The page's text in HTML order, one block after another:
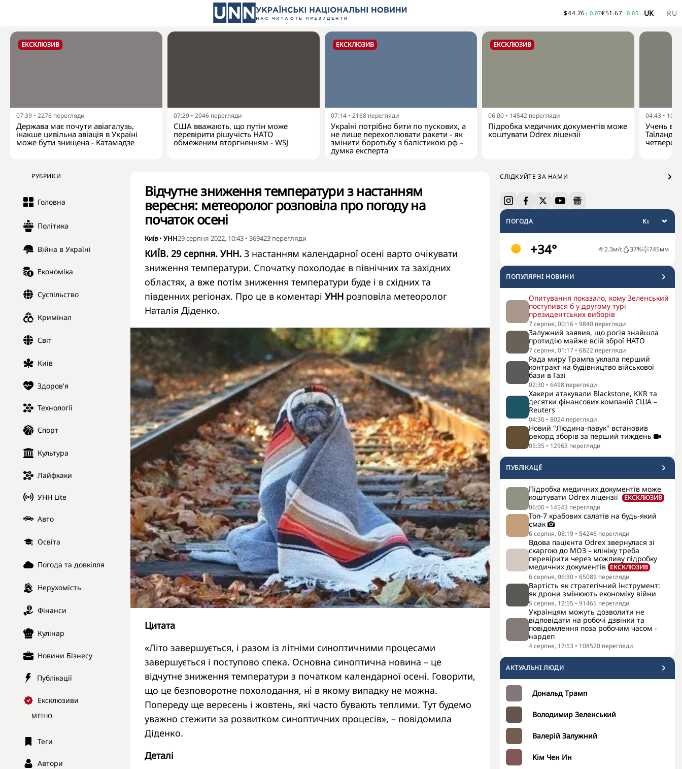
$44.76↑ 0.07€51.67↑ 0.05 UK RU
ЕКСКЛЮЗИВ
07:39 • 2276 перегляди
Держава має почути авіагалузь,
інакше цивільна авіація в Україні
може бути знищена - Катамадзе
07:29 • 2046 перегляди
США вважають, що путін може
перевірити рішучість НАТО
обмеженим вторгненням - WSJ
ЕКСКЛЮЗИВ
07:14 • 2168 перегляди
Україні потрібно бити по пускових, а
не лише перехоплювати ракети - як
змінити боротьбу з балістикою рф –
думка експерта
ЕКСКЛЮЗИВ
06:00 • 14542 перегляди
Підробка медичних документів може
коштувати Odrex ліцензії
04:43 •
Учень
четверо
РУБРИКИ
Головна
Політика
Війна в Україні
Економіка
Суспільство
Кримінал
Світ
Київ
Здоров'я
Технології
Спорт
Культура
Лайфхаки
УНН Lite
Авто
Освіта
Погода та довкілля
Нерухомість
Фінанси
Кулінар
Новини Бізнесу
Публікації
Ексклюзиви
МЕНЮ
Теги
Автори
СЛІДКУЙТЕ ЗА НАМИ
ПОГОДА
+34° 2.3м/с 37% 745мм
ПОПУЛЯРНI НОВИНИ
Опитування показало, кому Зеленський
поступився б у другому турі
президентських виборів
7 серпня, 00:16 • 9840 перегляди
Залужний заявив, що росія знайшла
протидію майже всій зброї НАТО
7 серпня, 01:17 • 6822 перегляди
Рада миру Трампа уклала перший
контракт на будівництво військової
бази в Газі
02:30 • 6498 перегляди
Хакери атакували Blackstone, KKR та
десятки фінансових компаній США –
Reuters
04:30 • 8024 перегляди
Новий "Людина-павук" встановив
рекорд зборів за перший тиждень
05:35 • 12963 перегляди
ПУБЛІКАЦІЇ
Підробка медичних документів може
коштувати Odrex ліцензії
ЕКСКЛЮЗИВ
06:00 • 14543 перегляди
Топ-7 крабових салатів на будь-який
смак
6 серпня, 08:19 • 54246 перегляди
Вдова пацієнта Odrex звернулася зі
скаргою до МОЗ – клініку треба
перевірити через можливу підробку
медичних документів ЕКСКЛЮЗИВ
6 серпня, 06:30 • 65089 перегляди
Вартість як стратегічний інструмент:
як дрони змінюють економіку війни
5 серпня, 12:55 • 91465 перегляди
Українцям можуть дозволити не
відповідати на робочі дзвінки та
повідомлення поза робочим часом -
нардеп
4 серпня, 17:53 • 108520 перегляди
АКТУАЛЬНI ЛЮДИ
Дональд Трамп
Володимир Зеленський
Валерій Залужний
Кім Чен Ин
Відчутне зниження температури з настанням
вересня: метеоролог розповіла про погоду на
початок осені
Київ• УНН29 серпня 2022, 10:43 • 369423 перегляди
КИЇВ. 29 серпня. УНН. З настанням календарної осені варто очікувати
зниження температури. Спочатку похолодає в північних та західних
областях, а вже потім зниження температури буде і в східних та
південних регіонах. Про це в коментарі УНН розповіла метеоролог
Наталія Діденко.
Цитата
«Літо завершується, і разом із літніми синоптичними процесами
завершується і поступово спека. Основна синоптична новина – це
відчутне зниження температури з початком календарної осені. Говорити,
що це безповоротне похолодання, ні в якому випадку не можна.
Попереду ще вересень і жовтень, які часто бувають теплими. Тут будемо
уважно стежити за розвитком синоптичних процесів», – повідомила
Діденко.
Деталі